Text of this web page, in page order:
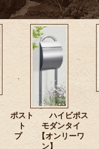
ポスト ハイビポス
ト モダンタイ
プ 【オンリーワ
ン】